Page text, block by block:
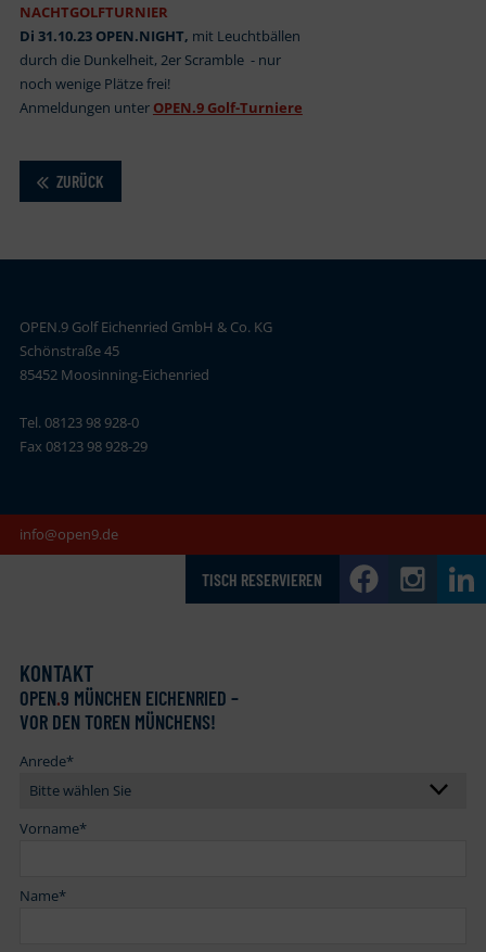
NACHTGOLFTURNIER
Di 31.10.23 OPEN.NIGHT, mit Leuchtbällen
durch die Dunkelheit, 2er Scramble - nur
noch wenige Plätze frei!
Anmeldungen unter OPEN.9 Golf-Turniere
ZURÜCK
OPEN.9 Golf Eichenried GmbH & Co. KG
Schönstraße 45
85452 Moosinning-Eichenried
Tel. 08123 98 928-0
Fax 08123 98 928-29
info@open9.de
TISCH RESERVIEREN
KONTAKT
OPEN.9 MÜNCHEN EICHENRIED –
VOR DEN TOREN MÜNCHENS!
Anrede*
Vorname*
Name*